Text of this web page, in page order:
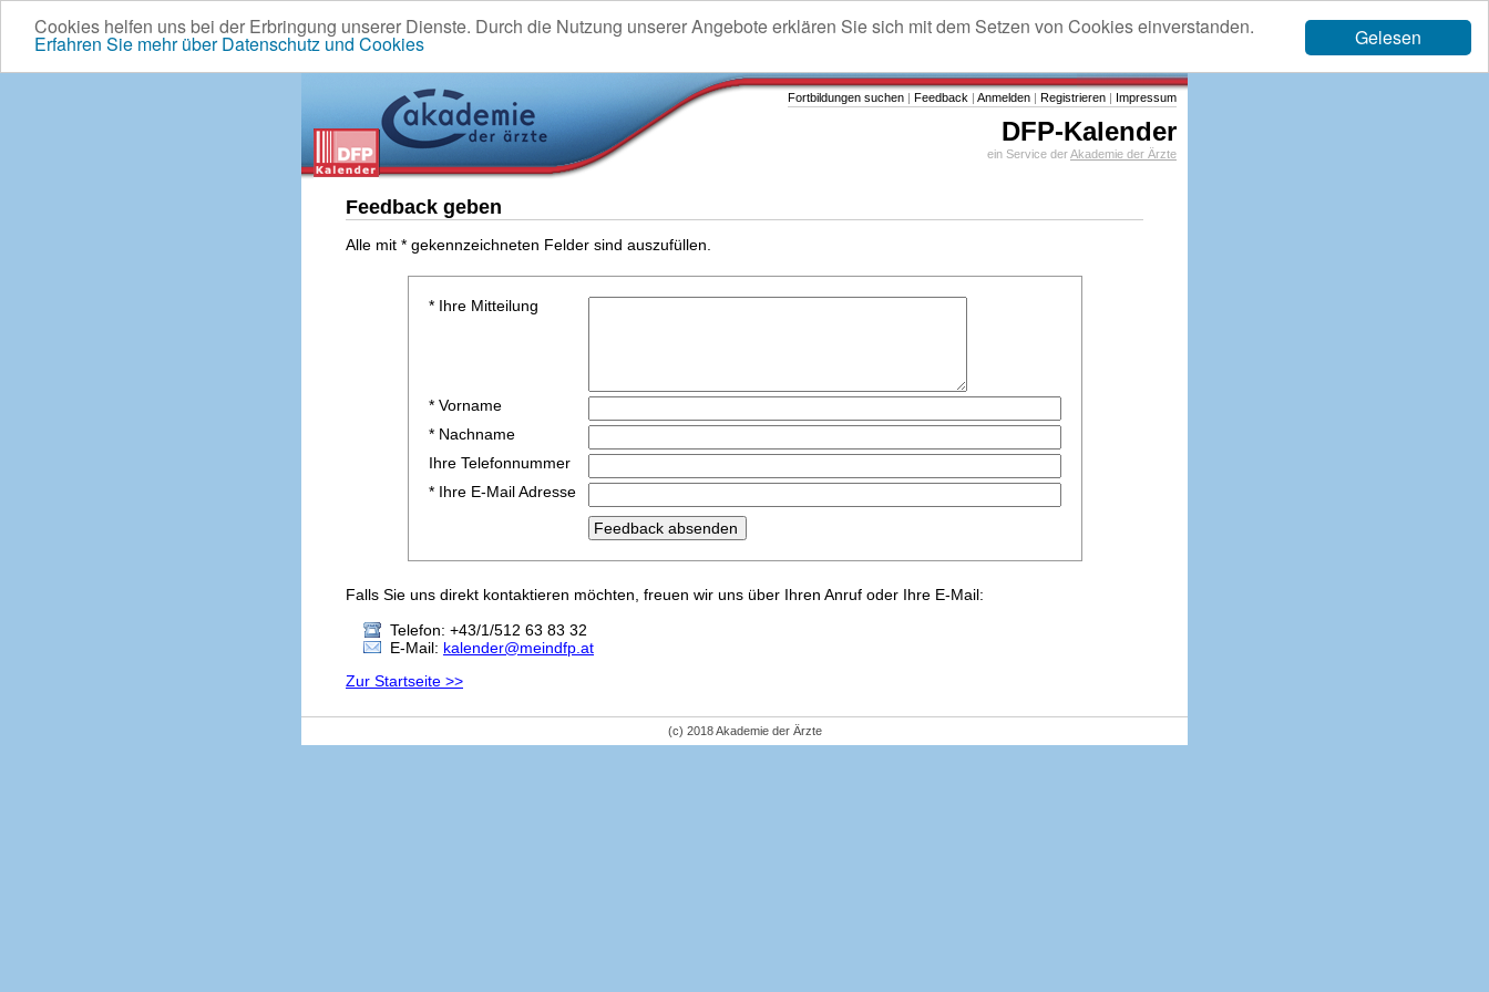
Gelesen
Cookies helfen uns bei der Erbringung unserer Dienste. Durch die Nutzung unserer Angebote erklären Sie sich mit dem Setzen von Cookies einverstanden.
Erfahren Sie mehr über Datenschutz und Cookies
Fortbildungen suchen | Feedback | Anmelden | Registrieren | Impressum
DFP-Kalender
ein Service derAkademie der Ärzte
Feedback geben
Alle mit * gekennzeichneten Felder sind auszufüllen.
* Ihre Mitteilung
* Vorname
* Nachname
Ihre Telefonnummer
* Ihre E-Mail Adresse
Falls Sie uns direkt kontaktieren möchten, freuen wir uns über Ihren Anruf oder Ihre E-Mail:
Telefon: +43/1/512 63 83 32
E-Mail: kalender@meindfp.at
Zur Startseite >>
(c) 2018 Akademie der Ärzte